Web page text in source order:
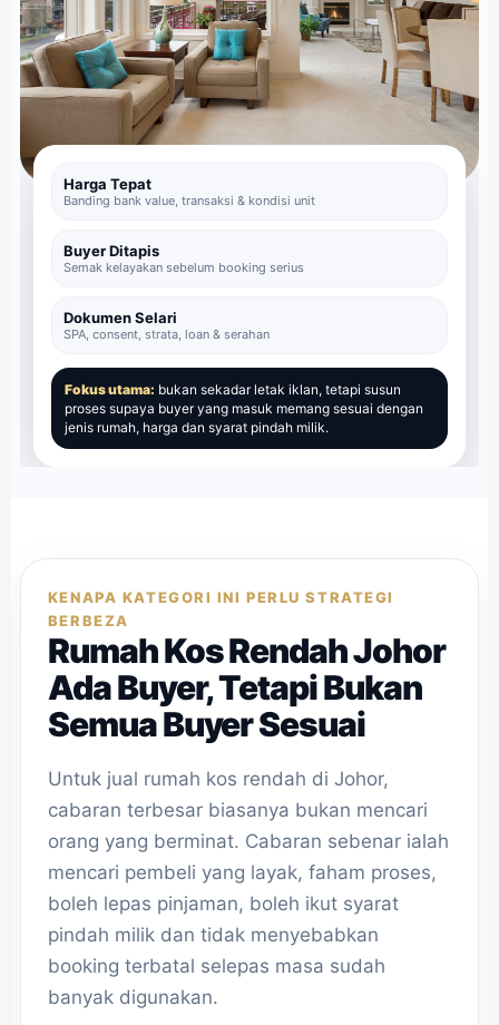
Harga Tepat
Banding bank value, transaksi & kondisi unit
Buyer Ditapis
Semak kelayakan sebelum booking serius
Dokumen Selari
SPA, consent, strata, loan & serahan
Fokus utama: bukan sekadar letak iklan, tetapi susun
proses supaya buyer yang masuk memang sesuai dengan
jenis rumah, harga dan syarat pindah milik.
KENAPA KATEGORI INI PERLU STRATEGI
BERBEZA
Rumah Kos Rendah Johor
Ada Buyer, Tetapi Bukan
Semua Buyer Sesuai
Untuk jual rumah kos rendah di Johor,
cabaran terbesar biasanya bukan mencari
orang yang berminat. Cabaran sebenar ialah
mencari pembeli yang layak, faham proses,
boleh lepas pinjaman, boleh ikut syarat
pindah milik dan tidak menyebabkan
booking terbatal selepas masa sudah
banyak digunakan.